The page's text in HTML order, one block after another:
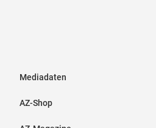
Mediadaten
AZ-Shop